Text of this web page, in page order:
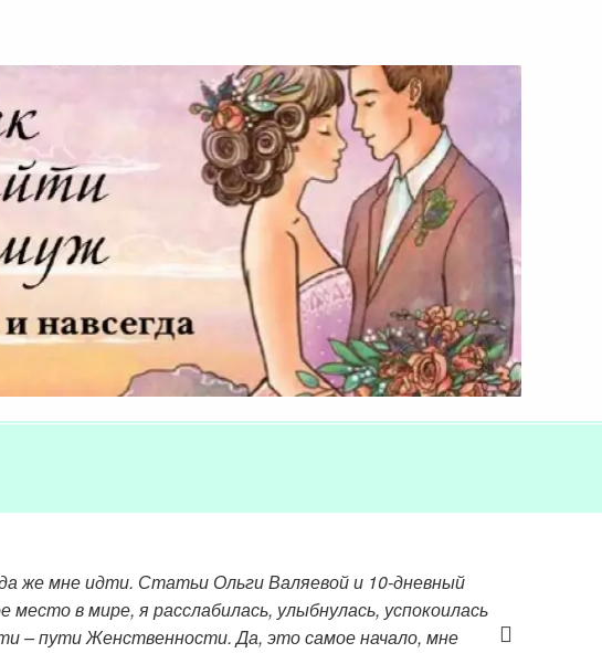
же мне идти. Статьи Ольги Валяевой и 10-дневный
в мире, я расслабилась, улыбнулась, успокоилась
– пути Женственности. Да, это самое начало, мне